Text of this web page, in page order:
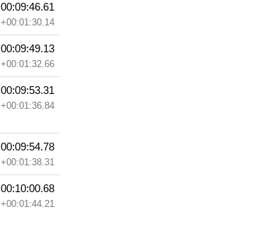
00:09:46.61
+00:01:30.14
00:09:49.13
+00:01:32.66
00:09:53.31
+00:01:36.84
00:09:54.78
+00:01:38.31
00:10:00.68
+00:01:44.21